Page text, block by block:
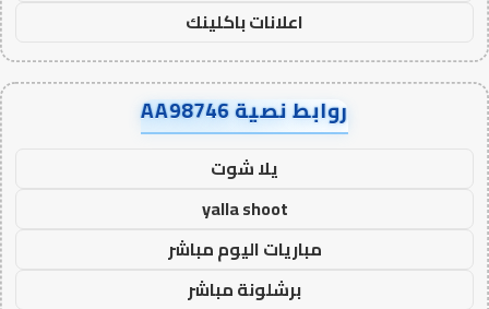
اعلانات باكلينك
روابط نصية AA98746
يلا شوت
yalla shoot
مباريات اليوم مباشر
برشلونة مباشر